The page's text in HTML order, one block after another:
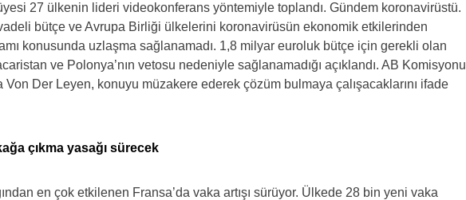
27 ülkenin lideri videokonferans yöntemiyle toplandı. Gündem koronavirüstü.
bütçe ve Avrupa Birliği ülkelerini koronavirüsün ekonomik etkilerinden
konusunda uzlaşma sağlanamadı. 1,8 milyar euroluk bütçe için gerekli olan
ve Polonya’nın vetosu nedeniyle sağlanamadığı açıklandı. AB Komisyonu
Von Der Leyen, konuyu müzakere ederek çözüm bulmaya çalışacaklarını ifade
çıkma yasağı sürecek
en çok etkilenen Fransa’da vaka artışı sürüyor. Ülkede 28 bin yeni vaka